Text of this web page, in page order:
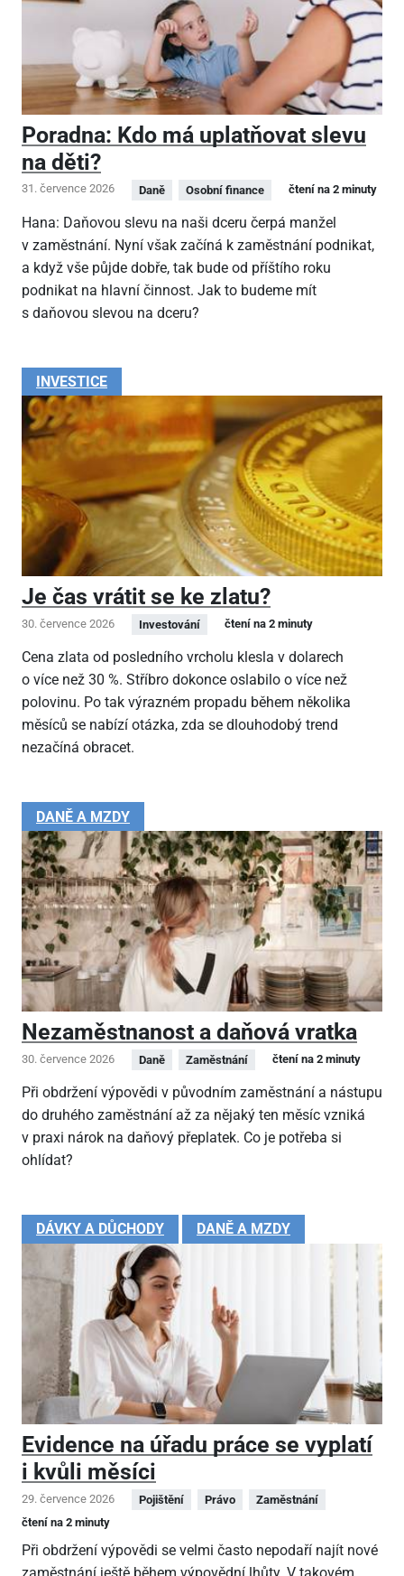
Poradna: Kdo má uplatňovat slevu
na děti?
31. července 2026 Daně Osobní finance čtení na 2 minuty
Hana: Daňovou slevu na naši dceru čerpá manžel
v zaměstnání. Nyní však začíná k zaměstnání podnikat,
a když vše půjde dobře, tak bude od příštího roku
podnikat na hlavní činnost. Jak to budeme mít
s daňovou slevou na dceru?
INVESTICE
Je čas vrátit se ke zlatu?
30. července 2026 Investování čtení na 2 minuty
Cena zlata od posledního vrcholu klesla v dolarech
o více než 30 %. Stříbro dokonce oslabilo o více než
polovinu. Po tak výrazném propadu během několika
měsíců se nabízí otázka, zda se dlouhodobý trend
nezačíná obracet.
DANĚ A MZDY
Nezaměstnanost a daňová vratka
30. července 2026 Daně Zaměstnání čtení na 2 minuty
Při obdržení výpovědi v původním zaměstnání a nástupu
do druhého zaměstnání až za nějaký ten měsíc vzniká
v praxi nárok na daňový přeplatek. Co je potřeba si
ohlídat?
DÁVKY A DŮCHODY DANĚ A MZDY
Evidence na úřadu práce se vyplatí
i kvůli měsíci
29. července 2026 Pojištění Právo
Zaměstnání
čtení na 2 minuty
Při obdržení výpovědi se velmi často nepodaří najít nové